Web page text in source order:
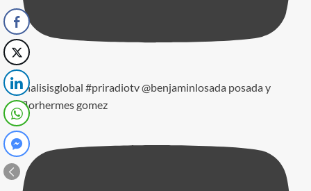
#analisisglobal #priradiotv @benjaminlosada posada y
@florhermes gomez